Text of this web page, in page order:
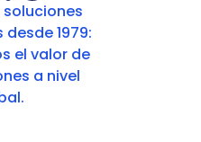
soluciones
1979:
el valor de
a nivel